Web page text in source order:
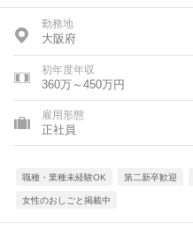
勤務地
大阪府
初年度年収
360万～450万円
雇用形態
正社員
職種・業種未経験OK 第二新卒歓迎
女性のおしごと掲載中